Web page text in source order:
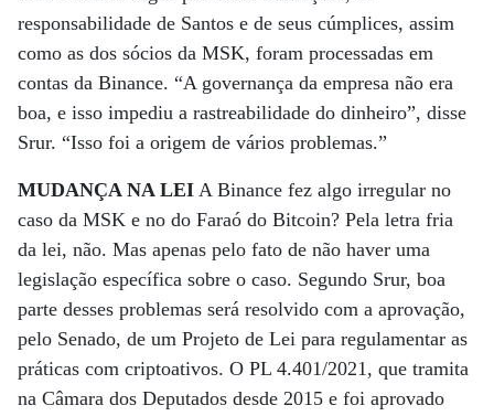
responsabilidade de Santos e de seus cúmplices, assim
como as dos sócios da MSK, foram processadas em
contas da Binance. “A governança da empresa não era
boa, e isso impediu a rastreabilidade do dinheiro”, disse
Srur. “Isso foi a origem de vários problemas.”
MUDANÇA NA LEI A Binance fez algo irregular no
caso da MSK e no do Faraó do Bitcoin? Pela letra fria
da lei, não. Mas apenas pelo fato de não haver uma
legislação específica sobre o caso. Segundo Srur, boa
parte desses problemas será resolvido com a aprovação,
pelo Senado, de um Projeto de Lei para regulamentar as
práticas com criptoativos. O PL 4.401/2021, que tramita
na Câmara dos Deputados desde 2015 e foi aprovado